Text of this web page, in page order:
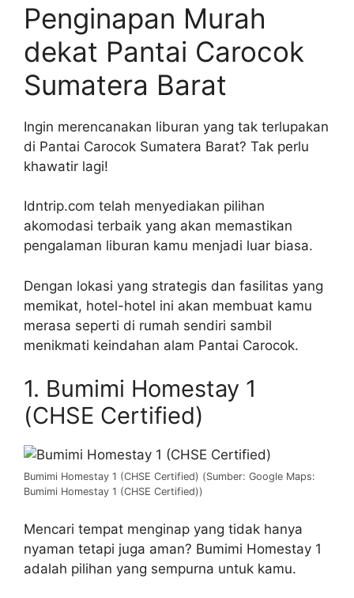
Penginapan Murah
dekat Pantai Carocok
Sumatera Barat
Ingin merencanakan liburan yang tak terlupakan
di Pantai Carocok Sumatera Barat? Tak perlu
khawatir lagi!
Idntrip.com telah menyediakan pilihan
akomodasi terbaik yang akan memastikan
pengalaman liburan kamu menjadi luar biasa.
Dengan lokasi yang strategis dan fasilitas yang
memikat, hotel-hotel ini akan membuat kamu
merasa seperti di rumah sendiri sambil
menikmati keindahan alam Pantai Carocok.
1. Bumimi Homestay 1
(CHSE Certified)
Bumimi Homestay 1 (CHSE Certified) (Sumber: Google Maps:
Bumimi Homestay 1 (CHSE Certified))
Mencari tempat menginap yang tidak hanya
nyaman tetapi juga aman? Bumimi Homestay 1
adalah pilihan yang sempurna untuk kamu.